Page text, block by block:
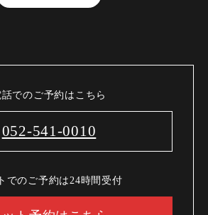
月8日～
～25時00分
用不可
話でのご予約はこちら
052-541-0010
でのご予約は24時間受付